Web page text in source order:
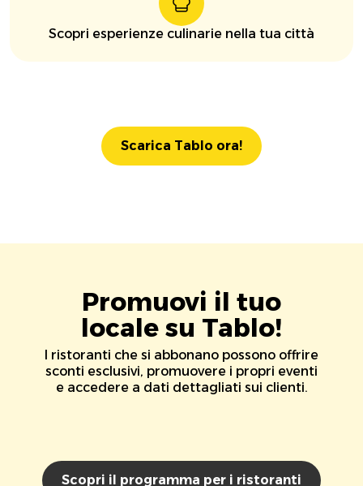
Scopri esperienze culinarie nella tua città
Scarica Tablo ora!
Promuovi il tuo
locale su Tablo!
I ristoranti che si abbonano possono offrire
sconti esclusivi, promuovere i propri eventi
e accedere a dati dettagliati sui clienti.
Scopri il programma per i ristoranti